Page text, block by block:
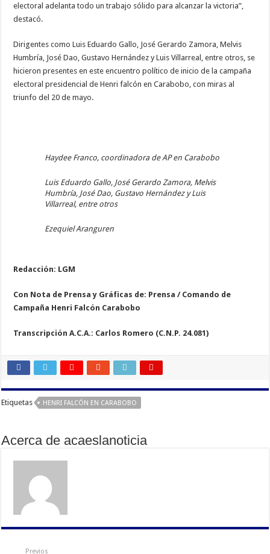
electoral adelanta todo un trabajo sólido para alcanzar la victoria”,
destacó.
Dirigentes como Luis Eduardo Gallo, José Gerardo Zamora, Melvis
Humbría, José Dao, Gustavo Hernández y Luis Villarreal, entre otros, se
hicieron presentes en este encuentro político de inicio de la campaña
electoral presidencial de Henri falcón en Carabobo, con miras al
triunfo del 20 de mayo.
Haydee Franco, coordinadora de AP en Carabobo
Luis Eduardo Gallo, José Gerardo Zamora, Melvis
Humbría, José Dao, Gustavo Hernández y Luis
Villarreal, entre otros
Ezequiel Aranguren
Redacción: LGM
Con Nota de Prensa y Gráficas de: Prensa / Comando de
Campaña Henri Falcón Carabobo
Transcripción A.C.A.: Carlos Romero (C.N.P. 24.081)
Etiquetas HENRI FALCÓN EN CARABOBO
Acerca de acaeslanoticia
Previos